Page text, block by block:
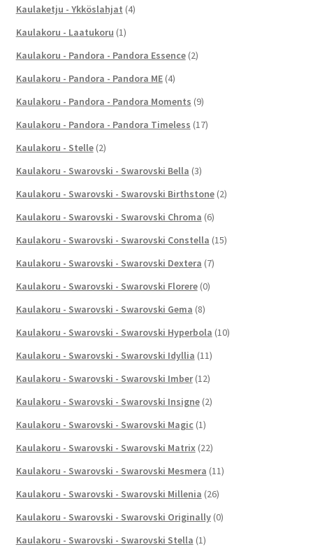
Kaulaketju - Ykköslahjat (4)
Kaulakoru - Laatukoru (1)
Kaulakoru - Pandora - Pandora Essence (2)
Kaulakoru - Pandora - Pandora ME (4)
Kaulakoru - Pandora - Pandora Moments (9)
Kaulakoru - Pandora - Pandora Timeless (17)
Kaulakoru - Stelle (2)
Kaulakoru - Swarovski - Swarovski Bella (3)
Kaulakoru - Swarovski - Swarovski Birthstone (2)
Kaulakoru - Swarovski - Swarovski Chroma (6)
Kaulakoru - Swarovski - Swarovski Constella (15)
Kaulakoru - Swarovski - Swarovski Dextera (7)
Kaulakoru - Swarovski - Swarovski Florere (0)
Kaulakoru - Swarovski - Swarovski Gema (8)
Kaulakoru - Swarovski - Swarovski Hyperbola (10)
Kaulakoru - Swarovski - Swarovski Idyllia (11)
Kaulakoru - Swarovski - Swarovski Imber (12)
Kaulakoru - Swarovski - Swarovski Insigne (2)
Kaulakoru - Swarovski - Swarovski Magic (1)
Kaulakoru - Swarovski - Swarovski Matrix (22)
Kaulakoru - Swarovski - Swarovski Mesmera (11)
Kaulakoru - Swarovski - Swarovski Millenia (26)
Kaulakoru - Swarovski - Swarovski Originally (0)
Kaulakoru - Swarovski - Swarovski Stella (1)